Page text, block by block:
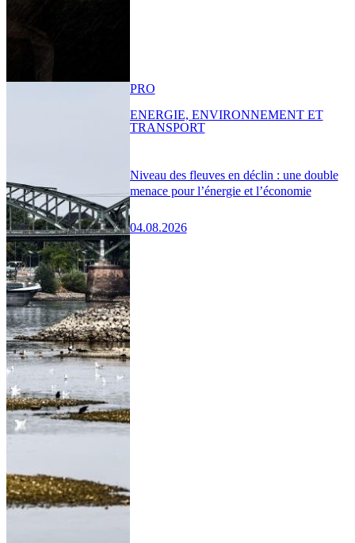
Niveau des fleuves en déclin : une double
menace pour l’énergie et l’économie
04.08.2026
PRO
ENERGIE, ENVIRONNEMENT ET
TRANSPORT